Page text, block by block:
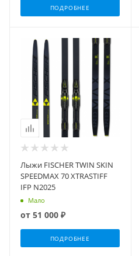
ПОДРОБНЕЕ
Лыжи FISCHER TWIN SKIN
SPEEDMAX 70 XTRASTIFF
IFP N2025
Мало
от 51 000 ₽
ПОДРОБНЕЕ